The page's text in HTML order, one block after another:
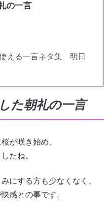
の一言
える一言ネタ集 明日
た朝礼の一言
が咲き始め、
たね。
にする方も少なくなく、
感との事です。